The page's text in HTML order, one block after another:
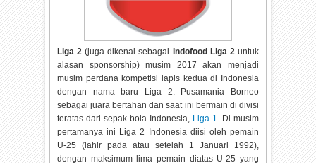
Liga 2 (juga dikenal sebagai Indofood Liga 2untuk
alasan sponsorship) musim 2017 akan menjadi
musim perdana kompetisi lapis kedua di Indonesia
dengan nama baru Liga 2. Pusamania Borneo
sebagai juara bertahan dan saat ini bermain di divisi
teratas dari sepak bola Indonesia, Liga 1. Di musim
pertamanya ini Liga 2 Indonesia diisi oleh pemain
U-25 (lahir pada atau setelah 1 Januari 1992),
dengan maksimum lima pemain diatas U-25 yang